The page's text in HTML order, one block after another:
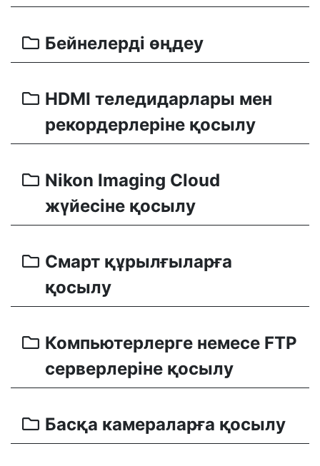
Бейнелерді өңдеу
HDMI теледидарлары мен
рекордерлеріне қосылу
Nikon Imaging Cloud
жүйесіне қосылу
Смарт құрылғыларға
қосылу
Компьютерлерге немесе FTP
серверлеріне қосылу
Басқа камераларға қосылу